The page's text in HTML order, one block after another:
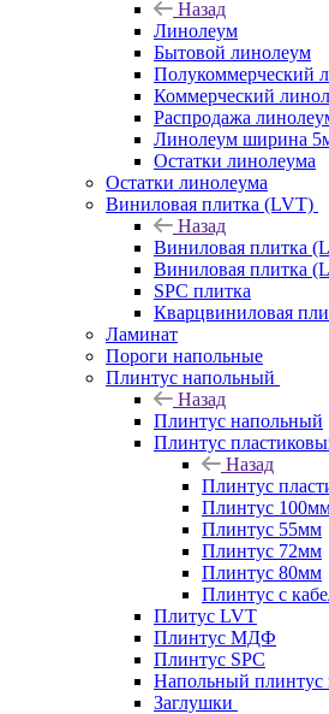
Назад
Линолеум
Бытовой линолеум
Полукоммерческий
Коммерческий
Распродажа
Линолеум ширина
Остатки линолеума
Остатки линолеума
Виниловая плитка (LVT)
Назад
Виниловая плитка
Виниловая плитка
SPC плитка
Кварцвиниловая
Ламинат
Пороги напольные
Плинтус напольный
Назад
Плинтус напольный
Плинтус
Назад
Плинтус
Плинтус
Плинтус 55мм
Плинтус 72мм
Плинтус 80мм
Плинтус с
Плитус LVT
Плинтус МДФ
Плинтус SPC
Напольный плинтус
Заглушки